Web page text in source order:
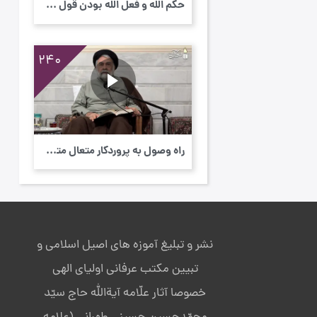
حکم اللَه و فعل اللَه بودن قول و فعل اولیا...
240
راه وصول به پروردگار متعال متوقف بر کنار گ...
نشر و تبلیغ آموزه های اصیل اسلامی و
تبیین مکتب عرفانی اولیای الهی
خصوصا آثار علّامه آیةالله حاج سیّد